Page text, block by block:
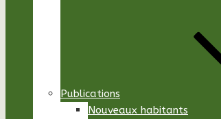
Publications
Nouveaux habitants